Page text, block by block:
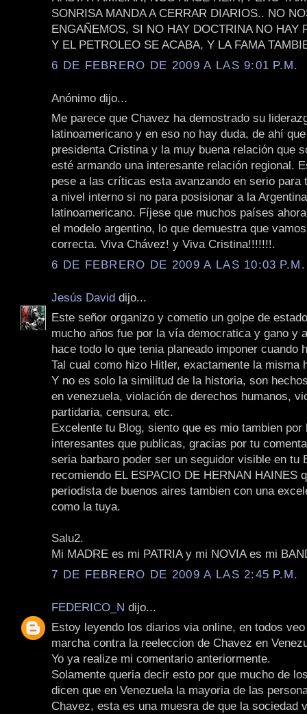
SONRISA MANDA A CERRAR DIARIOS.. NO
ENGAÑEMOS, SI NO HAY DOCTRINA NO HAY
Y EL PETROLEO SE ACABA, Y LA FAMA
6 DE FEBRERO DE 2009 A LAS 9:01 P.M.
Anónimo dijo...
Me parece que Chavez ha demostrado su
latinoamericano y en eso no hay duda, de ahí
presidenta Cristina y la muy buena relación que
esté armando una interesante relación regional.
pese a las críticas esta avanzando en serio para
a nivel interno si no para posisionar a la
latinoamericano. Fíjese que muchos países
el modelo argentino, lo que demuestra que
correcta. Viva Chávez! y Viva Cristina!!!!!!!.
6 DE FEBRERO DE 2009 A LAS 10:03 P.M.
Jesús David dijo...
Este señor organizo y cometio un golpe de
mucho años fue por la vía democratica y gano y
hace todo lo que tenia planeado imponer cuando
Tal cual como hizo Hitler, exactamente la misma
Y no es solo la similitud de la historia, son
en venezuela, violación de derechos humanos,
partidaria, censura, etc.
Excelente tu Blog, siento que es mio tambien por
interesantes que publicas, gracias por tu
seria barbaro poder ser un seguidor visible en tu
recomiendo EL ESPACIO DE HERNAN HAINES
periodista de buenos aires tambien con una
como la tuya.
Salu2.
Mi MADRE es mi PATRIA y mi NOVIA es mi
7 DE FEBRERO DE 2009 A LAS 2:45 P.M.
FEDERICO_N dijo...
Estoy leyendo los diarios via online, en todos
marcha contra la reeleccion de Chavez en
Yo ya realize mi comentario anteriormente.
Solamente queria decir esto por que mucho de
dicen que en Venezuela la mayoria de las
Chavez, esta es una muesra de que la sociedad